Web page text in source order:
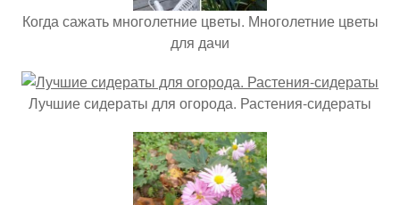
Когда сажать многолетние цветы. Многолетние цветы
для дачи
Лучшие сидераты для огорода. Растения-сидераты